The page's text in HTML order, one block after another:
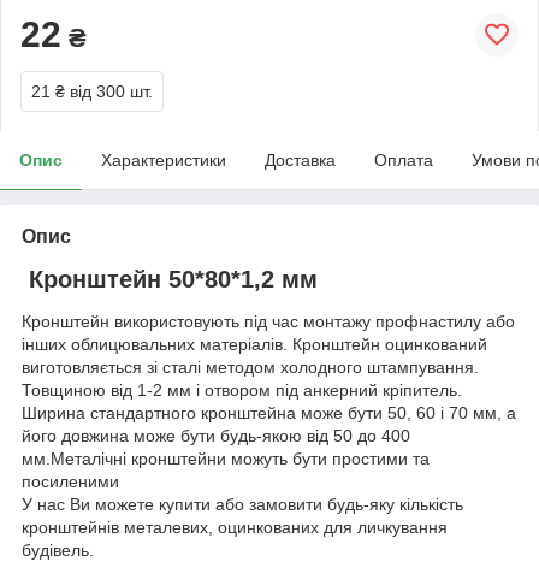
22 ₴
21 ₴ від 300 шт.
Опис Характеристики Доставка Оплата Умови
Опис
Кронштейн 50*80*1,2 мм
Кронштейн використовують під час монтажу профнастилу або
інших облицювальних матеріалів. Кронштейн оцинкований
виготовляється зі сталі методом холодного штампування.
Товщиною від 1-2 мм і отвором під анкерний кріпитель.
Ширина стандартного кронштейна може бути 50, 60 і 70 мм, а
його довжина може бути будь-якою від 50 до 400
мм.Металічні кронштейни можуть бути простими та
посиленими
У нас Ви можете купити або замовити будь-яку кількість
кронштейнів металевих, оцинкованих для личкування
будівель.